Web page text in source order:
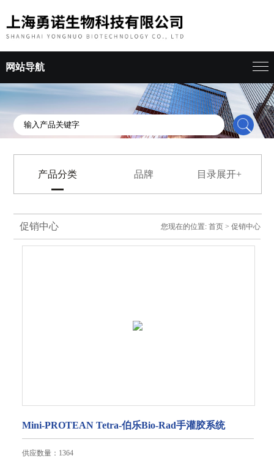
网站导航
产品分类 品牌 目录展开+
促销中心 您现在的位置: 首页> 促销中心
Mini-PROTEAN Tetra-伯乐Bio-Rad手灌胶系统
供应数量：1364